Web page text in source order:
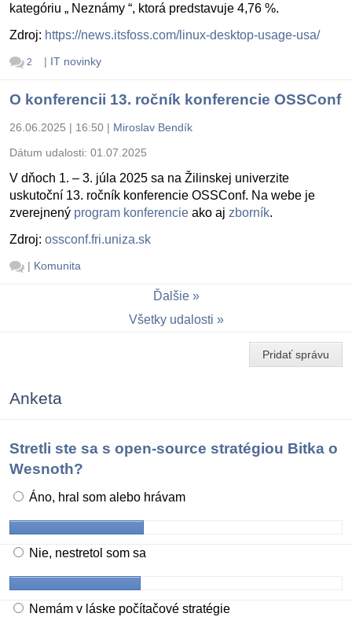
kategóriu „ Neznámy “, ktorá predstavuje 4,76 %.
Zdroj: https://news.itsfoss.com/linux-desktop-usage-usa/
2 | IT novinky
O konferencii 13. ročník konferencie OSSConf
26.06.2025 | 16:50 | Miroslav Bendík
Dátum udalosti: 01.07.2025
V dňoch 1. – 3. júla 2025 sa na Žilinskej univerzite
uskutoční 13. ročník konferencie OSSConf. Na webe je
zverejnený program konferencie ako aj zborník.
Zdroj: ossconf.fri.uniza.sk
| Komunita
Ďalšie
Všetky udalosti
Pridať správu
Anketa
Stretli ste sa s open-source stratégiou Bitka o
Wesnoth?
Áno, hral som alebo hrávam
Nie, nestretol som sa
Nemám v láske počítačové stratégie